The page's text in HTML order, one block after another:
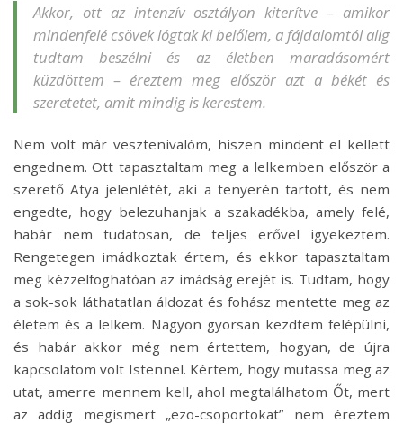
Akkor, ott az intenzív osztályon kiterítve – amikor
mindenfelé csövek lógtak ki belőlem, a fájdalomtól alig
tudtam beszélni és az életben maradásomért
küzdöttem – éreztem meg először azt a békét és
szeretetet, amit mindig is kerestem.
Nem volt már vesztenivalóm, hiszen mindent el kellett
engednem. Ott tapasztaltam meg a lelkemben először a
szerető Atya jelenlétét, aki a tenyerén tartott, és nem
engedte, hogy belezuhanjak a szakadékba, amely felé,
habár nem tudatosan, de teljes erővel igyekeztem.
Rengetegen imádkoztak értem, és ekkor tapasztaltam
meg kézzelfoghatóan az imádság erejét is. Tudtam, hogy
a sok-sok láthatatlan áldozat és fohász mentette meg az
életem és a lelkem. Nagyon gyorsan kezdtem felépülni,
és habár akkor még nem értettem, hogyan, de újra
kapcsolatom volt Istennel. Kértem, hogy mutassa meg az
utat, amerre mennem kell, ahol megtalálhatom Őt, mert
az addig megismert „ezo-csoportokat” nem éreztem